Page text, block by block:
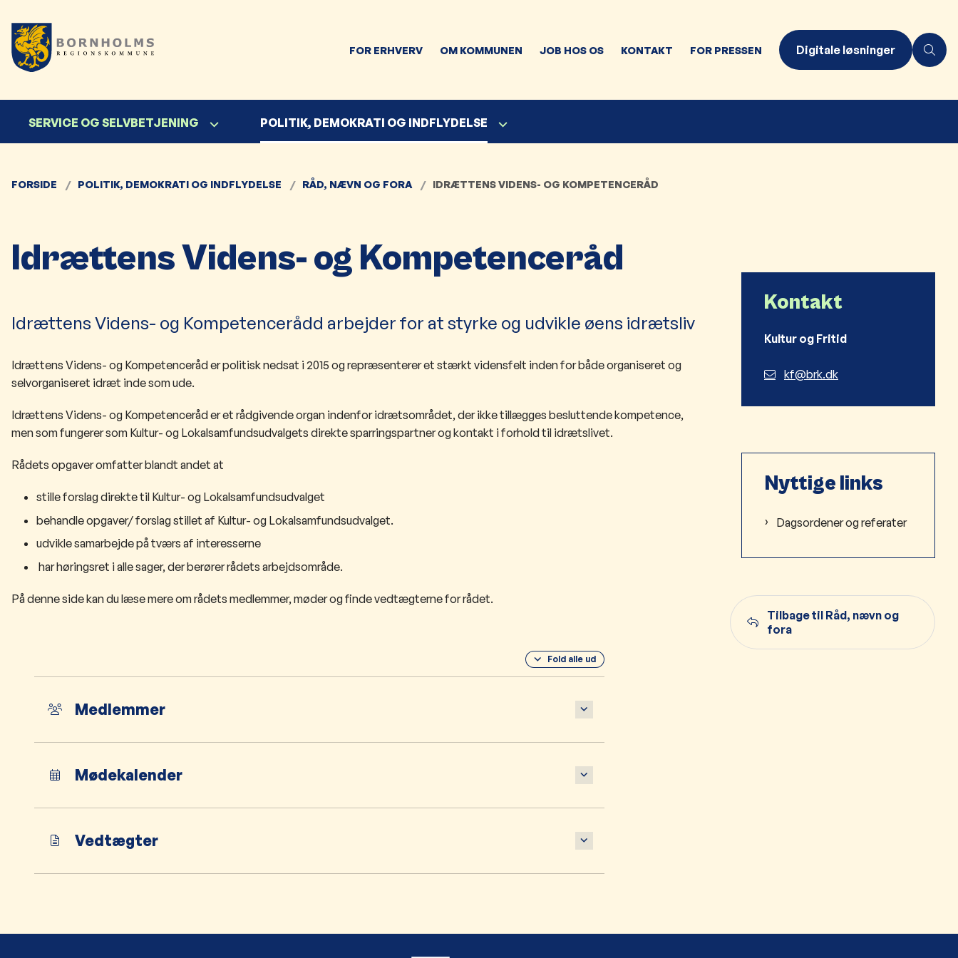
FOR ERHVERV OM KOMMUNEN JOB HOS OS KONTAKT FOR PRESSEN Digitale løsninger
SERVICE OG SELVBETJENING POLITIK, DEMOKRATI OG INDFLYDELSE
FORSIDE POLITIK, DEMOKRATI OG INDFLYDELSE RÅD, NÆVN OG FORA IDRÆTTENS VIDENS- OG KOMPETENCERÅD
Idrættens Videns- og Kompetenceråd
Idrættens Videns- og Kompetencerådd arbejder for at styrke og udvikle øens idrætsliv
Idrættens Videns- og Kompetenceråd er politisk nedsat i 2015 og repræsenterer et stærkt vidensfelt inden for både organiseret og
selvorganiseret idræt inde som ude.
Idrættens Videns- og Kompetenceråd er et rådgivende organ indenfor idrætsområdet, der ikke tillægges besluttende kompetence,
men som fungerer som Kultur- og Lokalsamfundsudvalgets direkte sparringspartner og kontakt i forhold til idrætslivet.
Rådets opgaver omfatter blandt andet at
stille forslag direkte til Kultur- og Lokalsamfundsudvalget
behandle opgaver/ forslag stillet af Kultur- og Lokalsamfundsudvalget.
udvikle samarbejde på tværs af interesserne
har høringsret i alle sager, der berører rådets arbejdsområde.
På denne side kan du læse mere om rådets medlemmer, møder og finde vedtægterne for rådet.
Fold alle ud
Medlemmer
Mødekalender
Vedtægter
Kontakt
Kultur og Fritid
kf@brk.dk
Nyttige links
Dagsordener og referater
Tilbage til Råd, nævn og
fora